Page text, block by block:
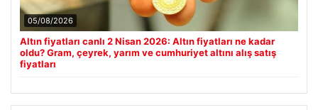
05/08/2026
Altın fiyatları canlı 2 Nisan 2026: Altın fiyatları ne kadar
oldu? Gram, çeyrek, yarım ve cumhuriyet altını alış satış
fiyatları